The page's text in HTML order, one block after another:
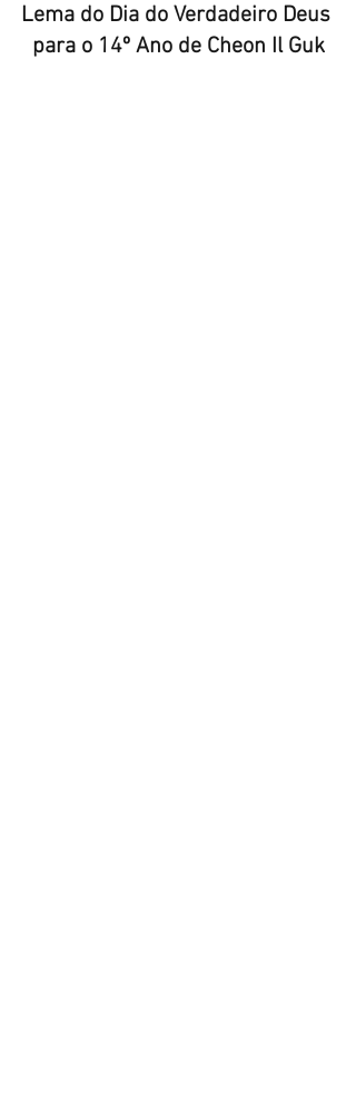
Lema do Dia do Verdadeiro Deus
para o 14º Ano de Cheon Il Guk